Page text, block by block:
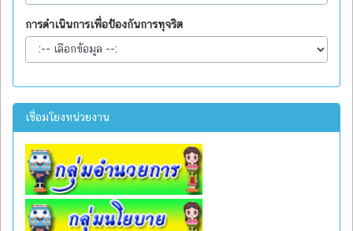
การดำเนินการเพื่อป้องกันการทุจริต
เชื่อมโยงหน่วยงาน